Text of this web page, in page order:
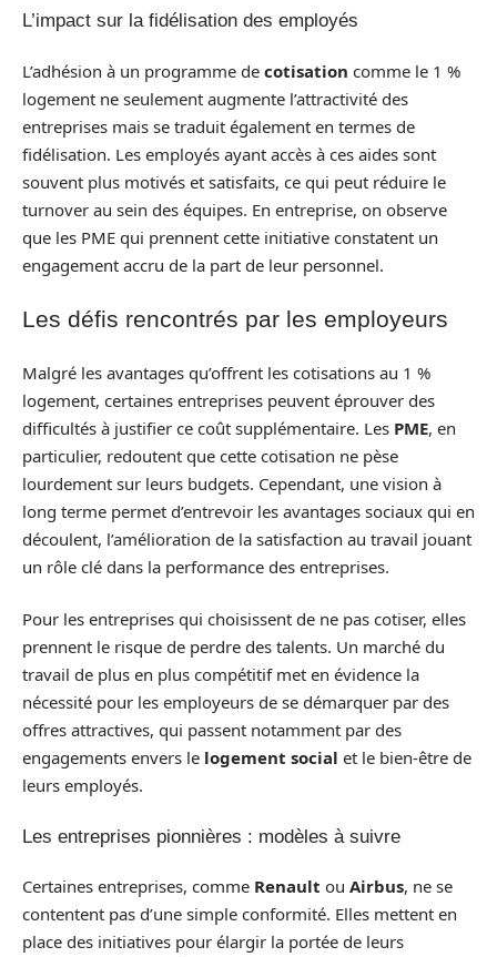
L’impact sur la fidélisation des employés
L’adhésion à un programme de cotisation comme le 1 %
logement ne seulement augmente l’attractivité des
entreprises mais se traduit également en termes de
fidélisation. Les employés ayant accès à ces aides sont
souvent plus motivés et satisfaits, ce qui peut réduire le
turnover au sein des équipes. En entreprise, on observe
que les PME qui prennent cette initiative constatent un
engagement accru de la part de leur personnel.
Les défis rencontrés par les employeurs
Malgré les avantages qu’offrent les cotisations au 1 %
logement, certaines entreprises peuvent éprouver des
difficultés à justifier ce coût supplémentaire. Les PME, en
particulier, redoutent que cette cotisation ne pèse
lourdement sur leurs budgets. Cependant, une vision à
long terme permet d’entrevoir les avantages sociaux qui en
découlent, l’amélioration de la satisfaction au travail jouant
un rôle clé dans la performance des entreprises.
Pour les entreprises qui choisissent de ne pas cotiser, elles
prennent le risque de perdre des talents. Un marché du
travail de plus en plus compétitif met en évidence la
nécessité pour les employeurs de se démarquer par des
offres attractives, qui passent notamment par des
engagements envers le logement social et le bien-être de
leurs employés.
Les entreprises pionnières : modèles à suivre
Certaines entreprises, comme Renault ou Airbus, ne se
contentent pas d’une simple conformité. Elles mettent en
place des initiatives pour élargir la portée de leurs